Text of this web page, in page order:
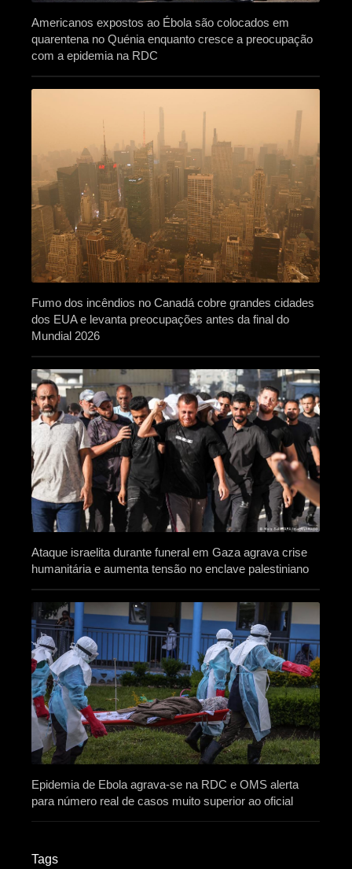
Americanos expostos ao Ébola são colocados em
quarentena no Quénia enquanto cresce a preocupação
com a epidemia na RDC
Fumo dos incêndios no Canadá cobre grandes cidades
dos EUA e levanta preocupações antes da final do
Mundial 2026
Ataque israelita durante funeral em Gaza agrava crise
humanitária e aumenta tensão no enclave palestiniano
Epidemia de Ebola agrava-se na RDC e OMS alerta
para número real de casos muito superior ao oficial
Tags